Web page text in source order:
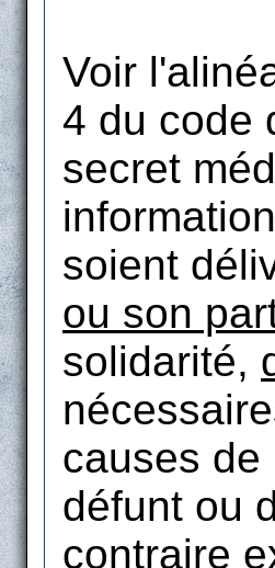
Voir
4 du code
secret
soient
ou son
solidarité,
causes de
défunt ou
contraire